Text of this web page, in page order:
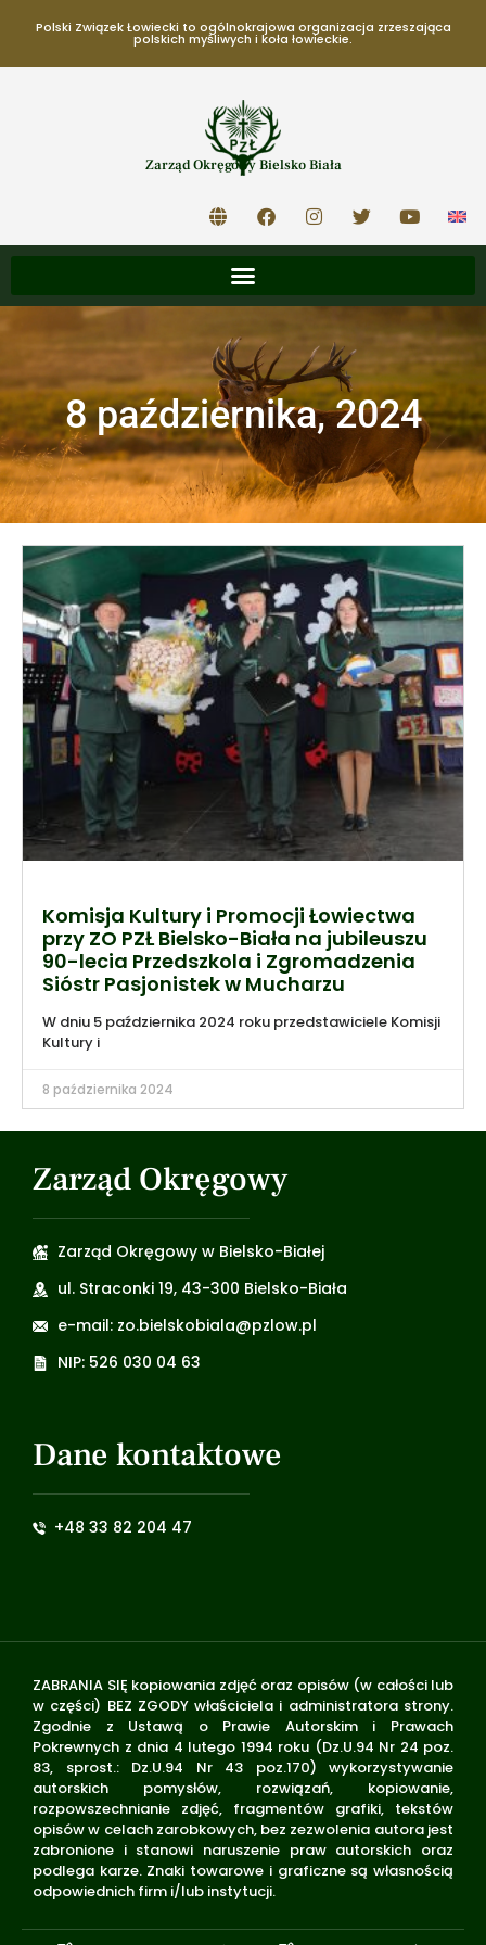
Polski Związek Łowiecki to ogólnokrajowa organizacja zrzeszająca
polskich myśliwych i koła łowieckie.
Zarząd Okręgowy Bielsko Biała
8 października, 2024
Komisja Kultury i Promocji Łowiectwa
przy ZO PZŁ Bielsko-Biała na jubileuszu
90-lecia Przedszkola i Zgromadzenia
Sióstr Pasjonistek w Mucharzu
W dniu 5 października 2024 roku przedstawiciele Komisji
Kultury i
8 października 2024
Zarząd Okręgowy
Zarząd Okręgowy w Bielsko-Białej
ul. Straconki 19, 43-300 Bielsko-Biała
e-mail: zo.bielskobiala@pzlow.pl
NIP: 526 030 04 63
Dane kontaktowe
+48 33 82 204 47
ZABRANIA SIĘ kopiowania zdjęć oraz opisów (w całości lub
w części) BEZ ZGODY właściciela i administratora strony.
Zgodnie z Ustawą o Prawie Autorskim i Prawach
Pokrewnych z dnia 4 lutego 1994 roku (Dz.U.94 Nr 24 poz.
83, sprost.: Dz.U.94 Nr 43 poz.170) wykorzystywanie
autorskich pomysłów, rozwiązań, kopiowanie,
rozpowszechnianie zdjęć, fragmentów grafiki, tekstów
opisów w celach zarobkowych, bez zezwolenia autora jest
zabronione i stanowi naruszenie praw autorskich oraz
podlega karze. Znaki towarowe i graficzne są własnością
odpowiednich firm i/lub instytucji.